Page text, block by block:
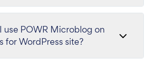
use POWR Microblog on
for WordPress site?